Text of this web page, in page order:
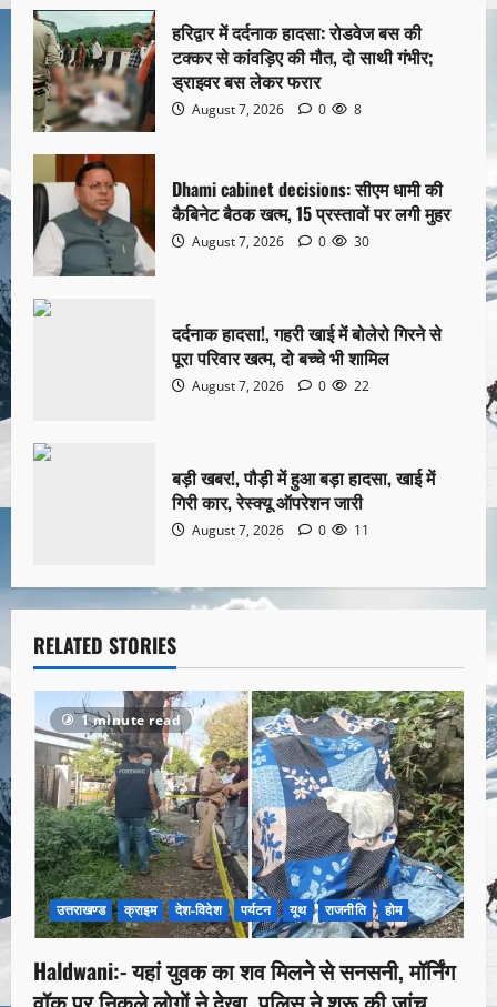
हरिद्वार में दर्दनाक हादसा: रोडवेज बस की
टक्कर से कांवड़िए की मौत, दो साथी गंभीर;
ड्राइवर बस लेकर फरार
August 7, 2026 0 8
Dhami cabinet decisions: सीएम धामी की
कैबिनेट बैठक खत्म, 15 प्रस्तावों पर लगी मुहर
August 7, 2026 0 30
दर्दनाक हादसा!, गहरी खाई में बोलेरो गिरने से
पूरा परिवार खत्म, दो बच्चे भी शामिल
August 7, 2026 0 22
बड़ी खबर!, पौड़ी में हुआ बड़ा हादसा, खाई में
गिरी कार, रेस्क्यू ऑपरेशन जारी
August 7, 2026 0 11
RELATED STORIES
1 minute read
उत्तराखण्ड क्राइम देश-विदेश पर्यटन यूथ राजनीति होम
Haldwani:- यहां युवक का शव मिलने से सनसनी, मॉर्निंग